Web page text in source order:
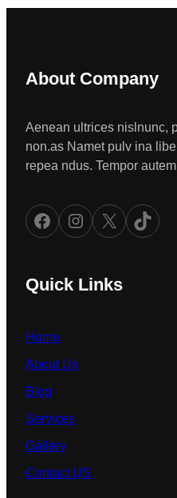
About Company
Aenean ultrices nislnunc,
non.as Namet pulv ina
repea ndus. Tempor
Facebook Instagram X TikTok
Quick Links
Home
About Us
Blog
Services
Gallery
Contact US